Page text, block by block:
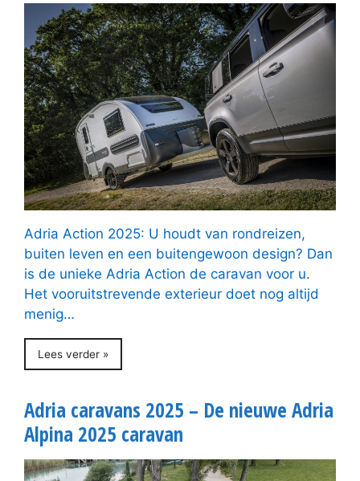
Adria Action 2025: U houdt van rondreizen,
buiten leven en een buitengewoon design? Dan
is de unieke Adria Action de caravan voor u.
Het vooruitstrevende exterieur doet nog altijd
menig…
Lees verder »
Adria caravans 2025 – De nieuwe Adria
Alpina 2025 caravan